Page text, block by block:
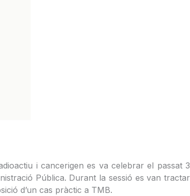
i cancerigen es va celebrar el passat 3
Pública. Durant la sessió es van tractar
d’un cas pràctic a TMB.